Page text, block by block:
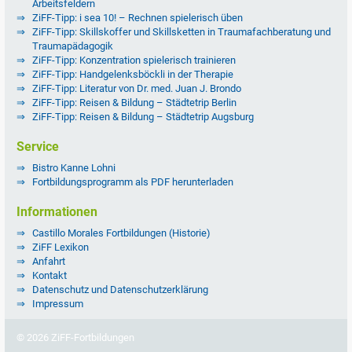
Arbeitsfeldern
ZiFF-Tipp: i sea 10! – Rechnen spielerisch üben
ZiFF-Tipp: Skillskoffer und Skillsketten in Traumafachberatung und
Traumapädagogik
ZiFF-Tipp: Konzentration spielerisch trainieren
ZiFF-Tipp: Handgelenksböckli in der Therapie
ZiFF-Tipp: Literatur von Dr. med. Juan J. Brondo
ZiFF-Tipp: Reisen & Bildung – Städtetrip Berlin
ZiFF-Tipp: Reisen & Bildung – Städtetrip Augsburg
Service
Bistro Kanne Lohni
Fortbildungsprogramm als PDF herunterladen
Informationen
Castillo Morales Fortbildungen (Historie)
ZiFF Lexikon
Anfahrt
Kontakt
Datenschutz und Datenschutzerklärung
Impressum
© 2026 ZiFF-Fortbildungen